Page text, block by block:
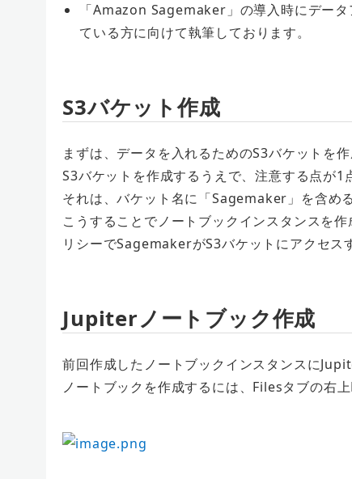
「Amazon Sagemaker」の導入時にデー
ている方に向けて執筆しております。
S3バケット作成
まずは、データを入れるためのS3バケットを作
S3バケットを作成するうえで、注意する点が1
それは、バケット名に「Sagemaker」を含める
こうすることでノートブックインスタンスを
リシーでSagemakerがS3バケットにアクセス
Jupiterノートブック作成
前回作成したノートブックインスタンスに
ノートブックを作成するには、Filesタブの右